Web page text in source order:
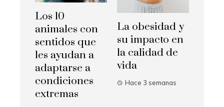
Los 10
animales con
sentidos que
les ayudan a
adaptarse a
condiciones
extremas
La obesidad y
su impacto en
la calidad de
vida
Hace 3 semanas